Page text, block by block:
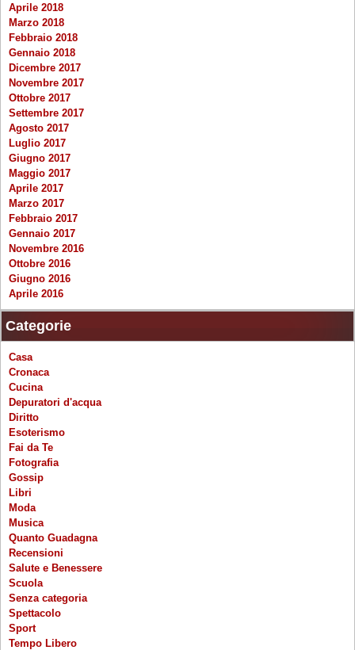
Aprile 2018
Marzo 2018
Febbraio 2018
Gennaio 2018
Dicembre 2017
Novembre 2017
Ottobre 2017
Settembre 2017
Agosto 2017
Luglio 2017
Giugno 2017
Maggio 2017
Aprile 2017
Marzo 2017
Febbraio 2017
Gennaio 2017
Novembre 2016
Ottobre 2016
Giugno 2016
Aprile 2016
Categorie
Casa
Cronaca
Cucina
Depuratori d'acqua
Diritto
Esoterismo
Fai da Te
Fotografia
Gossip
Libri
Moda
Musica
Quanto Guadagna
Recensioni
Salute e Benessere
Scuola
Senza categoria
Spettacolo
Sport
Tempo Libero